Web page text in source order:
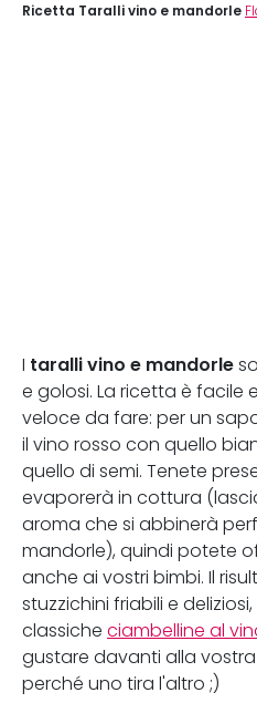
Ricetta Taralli vino e mandorle
I taralli vino e mandorle
e golosi. La ricetta è facile
veloce da fare: per un
il vino rosso con quello
quello di semi. Tenete
evaporerà in cottura
aroma che si abbinerà
mandorle), quindi potete
anche ai vostri bimbi. Il
stuzzichini friabili e
classiche ciambelline al
gustare davanti alla vostra
perché uno tira l'altro ;)